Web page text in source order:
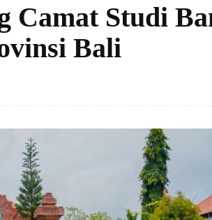
Camat Studi
Bali